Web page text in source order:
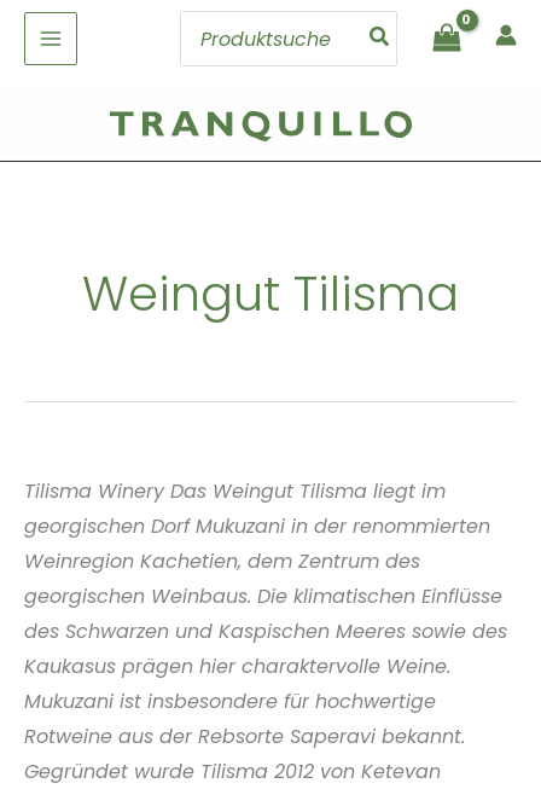
Inhalt
springen
Search
Weingut Tilisma
Tilisma Winery Das Weingut Tilisma liegt im
georgischen Dorf Mukuzani in der renommierten
Weinregion Kachetien, dem Zentrum des
georgischen Weinbaus. Die klimatischen Einflüsse
des Schwarzen und Kaspischen Meeres sowie des
Kaukasus prägen hier charaktervolle Weine.
Mukuzani ist insbesondere für hochwertige
Rotweine aus der Rebsorte Saperavi bekannt.
Gegründet wurde Tilisma 2012 von Ketevan